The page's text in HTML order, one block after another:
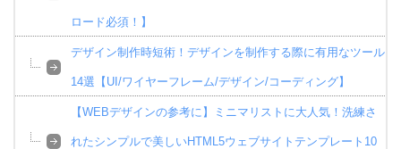
ロード必須！】
デザイン制作時短術！デザインを制作する際に有用なツール
14選【UI/ワイヤーフレーム/デザイン/コーディング】
【WEBデザインの参考に】ミニマリストに大人気！洗練さ
れたシンプルで美しいHTML5ウェブサイトテンプレート10